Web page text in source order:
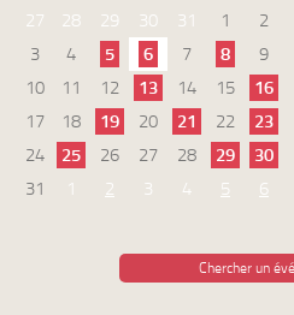
27
28 29 30 31 1
2
3
4 5 6 7 8
9
10
11 12 13 14 15
16
17
18 19 20 21 22
23
24
25 26 27 28 29
30
31
1 2 3 4 5 6
Chercher un